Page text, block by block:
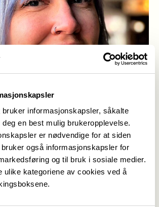
bruker informasjonskapsler, såkalte
en best mulig brukeropplevelse.
er nødvendige for at siden
også informasjonskapsler for
og til bruk i sosiale medier.
ulike kategoriene av cookies ved å
HTV 100%, Fagforbundet Voss(Foto: